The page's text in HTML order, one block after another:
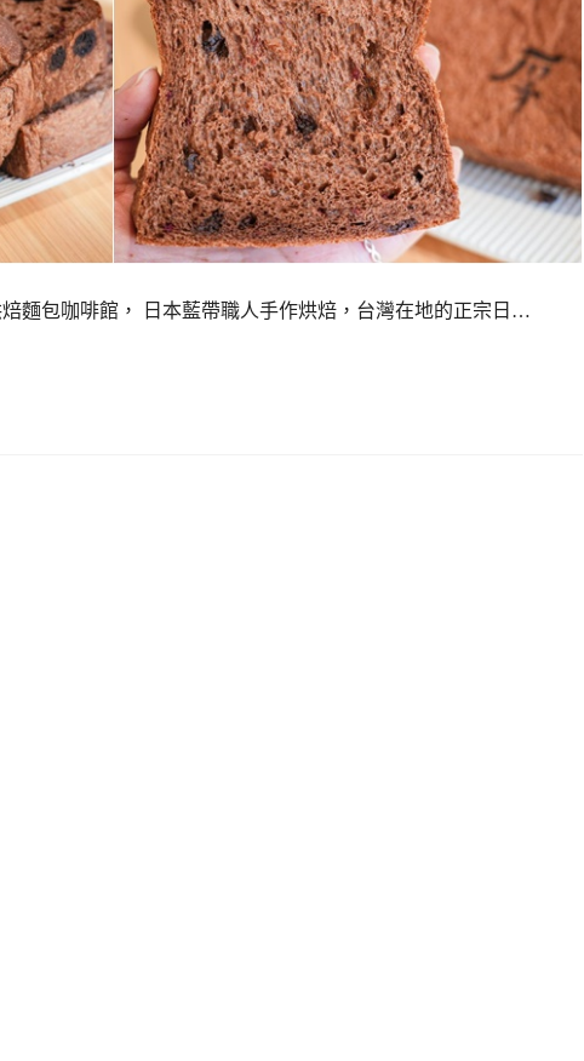
麵包咖啡館， 日本藍帶職人手作烘焙，台灣在地的正宗日…